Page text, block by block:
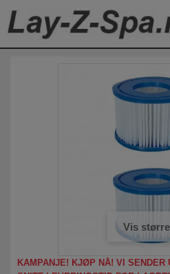
Vis større
KAMPANJE! KJØP NÅ! VI SENDER